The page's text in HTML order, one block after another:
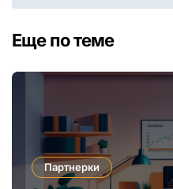
Еще по теме
Партнерки